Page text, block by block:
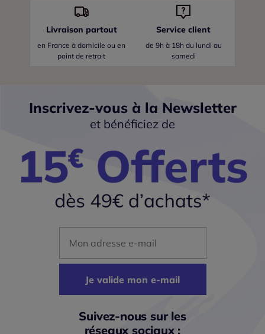
Livraison partout
en France à domicile ou en
point de retrait
Service client
de 9h à 18h du lundi au
samedi
Inscrivez-vous à la Newsletter
et bénéficiez de
Je valide mon e-mail
Suivez-nous sur les
réseaux sociaux :